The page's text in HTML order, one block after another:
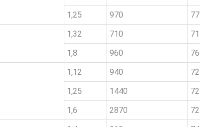
1,25
970 77
1,32 710 71
1,8
960 76
1,12 940 72
1,25 1440 72
1,6
2870 72